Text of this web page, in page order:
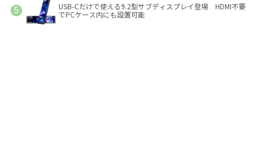
USB-Cだけで使える9.2型サブディスプレイ登場 HDMI不要
でPCケース内にも設置可能